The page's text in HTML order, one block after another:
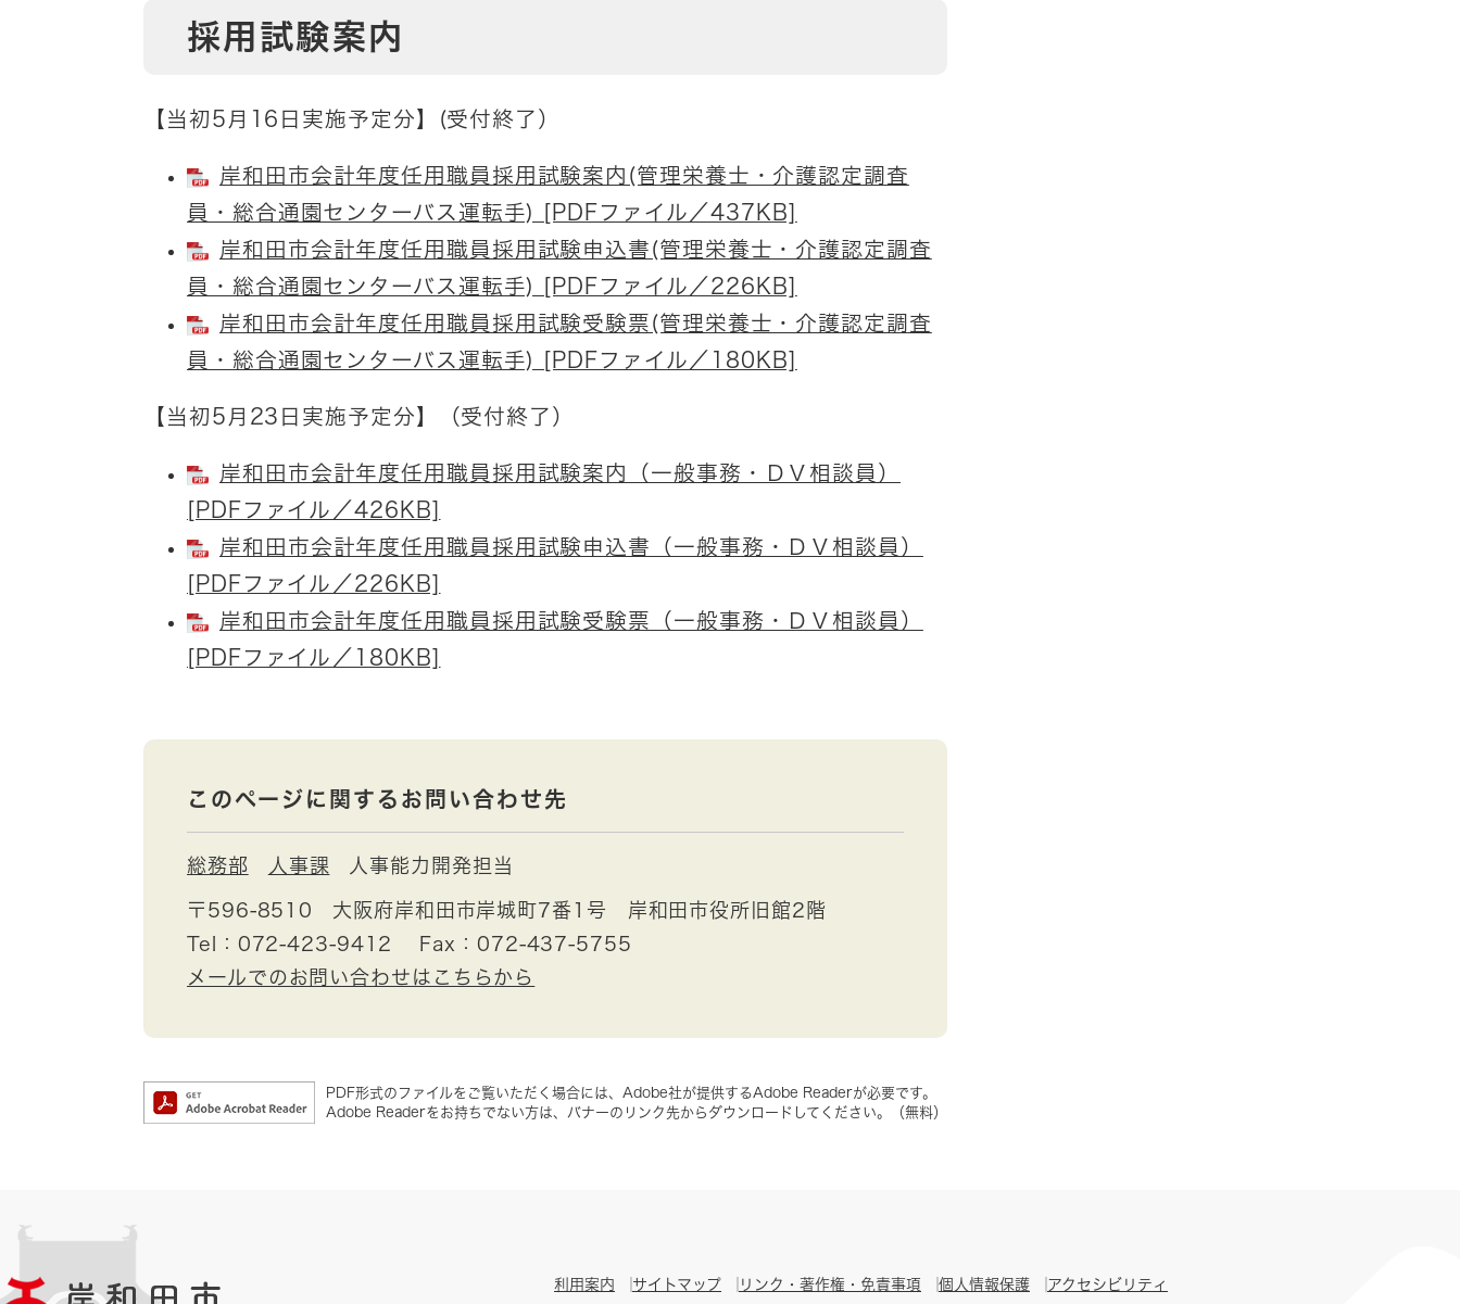
採用試験案内
【当初5月16日実施予定分】(受付終了）
岸和田市会計年度任用職員採用試験案内(管理栄養士・介護認定調査
員・総合通園センターバス運転手) [PDFファイル／437KB]
岸和田市会計年度任用職員採用試験申込書(管理栄養士・介護認定調査
員・総合通園センターバス運転手) [PDFファイル／226KB]
岸和田市会計年度任用職員採用試験受験票(管理栄養士・介護認定調査
員・総合通園センターバス運転手) [PDFファイル／180KB]
【当初5月23日実施予定分】（受付終了）
岸和田市会計年度任用職員採用試験案内（一般事務・ＤＶ相談員）
[PDFファイル／426KB]
岸和田市会計年度任用職員採用試験申込書（一般事務・ＤＶ相談員）
[PDFファイル／226KB]
岸和田市会計年度任用職員採用試験受験票（一般事務・ＤＶ相談員）
[PDFファイル／180KB]
このページに関するお問い合わせ先
総務部 人事課 人事能力開発担当
〒596-8510
大阪府岸和田市岸城町7番1号 岸和田市役所旧館2階
Tel：072-423-9412
Fax：072-437-5755
メールでのお問い合わせはこちらから
PDF形式のファイルをご覧いただく場合には、Adobe社が提供するAdobe Readerが必要です。
Adobe Readerをお持ちでない方は、バナーのリンク先からダウンロードしてください。（無料）
利用案内 サイトマップ リンク・著作権・免責事項 個人情報保護 アクセシビリティ